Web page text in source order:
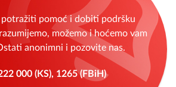
potražiti pomoć i dobiti podršku
možemo i hoćemo vam
anonimni i pozovite nas.
000 (KS), 1265 (FBiH)